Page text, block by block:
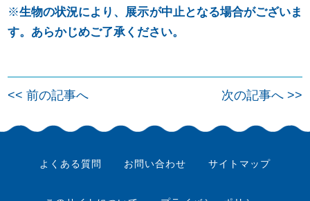
※生物の状況により、展示が中止となる場合がございま
す。あらかじめご了承ください。
投
ナ
<< 前の記事へ 次の記事へ >>
よくある質問 お問い合わせ サイトマップ